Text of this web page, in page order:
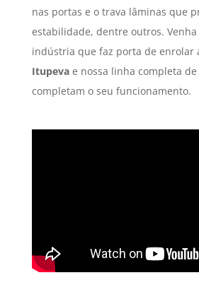
nas portas e o trava lâminas que
estabilidade, dentre outros. Venha
indústria que faz porta de enrolar
Itupevae nossa linha completa de
completam o seu funcionamento.